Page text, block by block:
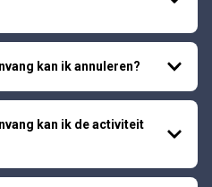
kan ik annuleren?
kan ik de activiteit